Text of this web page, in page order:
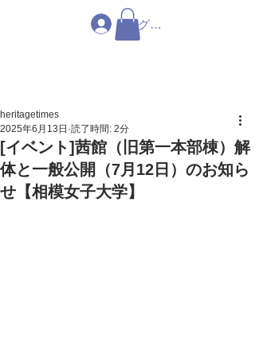
ログイン
[イベント]茜館（旧第一本部棟）解
体と一般公開（7月12日）のお知ら
せ【相模女子大学】
heritagetimes
2025年6月13日 読了時間: 2分